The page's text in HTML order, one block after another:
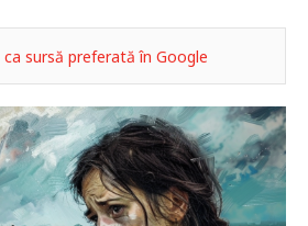
ca sursă preferată în Google